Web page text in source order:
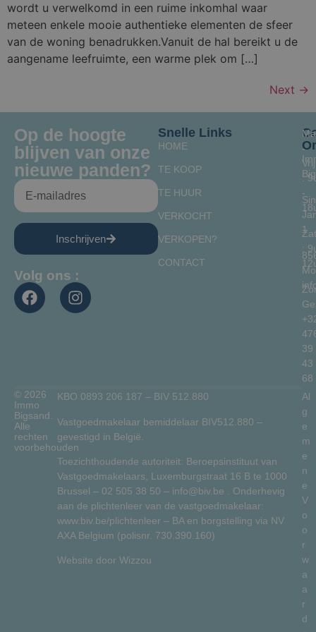
wordt u verwelkomd in een ruime inkomhal waar
meteen enkele mooie authentieke elementen de sfeer
van de woning benadrukken.Vanuit de hal bereikt u de
aangename leefruimte, een warme plek om […]
Next →
Op de hoogte
blijven van onze
nieuwe panden?
Inschrijven
Volg ons :
Snelle Links
HOME
TE KOOP
TE HUUR
VERKOCHT
VERKOPEN?
CONTACT
1
Ma
-
Vrij
:
-
:
39
43
68
© 2026
Immo
Bigsand.
Alle
rechten
voorbehouden
KBO 0893 206 187 – BIV 512.880
Vastgoedmakelaar bemiddelaar BIV512.880 –
gevestigd in België.
Toezichthoudende autoriteit: Beroepsinstituut van
Vastgoedmakelaars, Luxemburgstraat 16 B te 1000
Brussel – 02 505 38 50 – info@biv.be . Onderhevig
aan de plichtenleer van de vastgoedmakelaar:
www.biv.be/plichtenleer – BA en borgstelling via NV
AXA Belgium (polisnr. 730.390.160)
Website door Wizzou
Al
g
e
m
e
n
e
V
o
o
r
w
a
a
r
d